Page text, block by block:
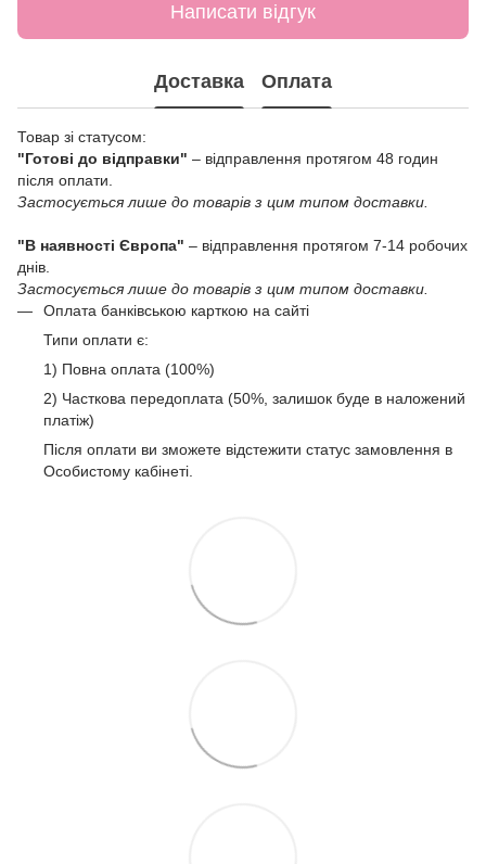
Написати відгук
Доставка Оплата
Товар зі статусом:
"Готові до відправки" – відправлення протягом 48 годин
після оплати.
Застосується лише до товарів з цим типом доставки.
"В наявності Європа" – відправлення протягом 7-14 робочих
днів.
Застосується лише до товарів з цим типом доставки.
Оплата банківською карткою на сайті
Типи оплати є:
1) Повна оплата (100%)
2) Часткова передоплата (50%, залишок буде в наложений
платіж)
Після оплати ви зможете відстежити статус замовлення в
Особистому кабінеті.